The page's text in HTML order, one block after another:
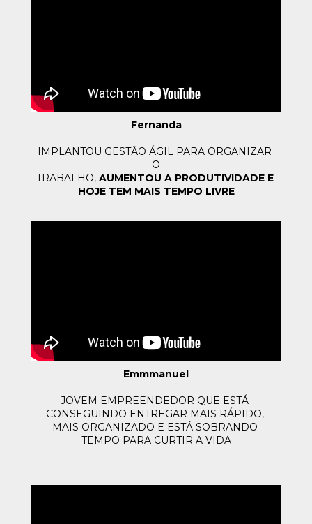
Fernanda
IMPLANTOU GESTÃO ÁGIL PARA ORGANIZAR
O
TRABALHO,
HOJE TEM MAIS TEMPO LIVRE
Emmmanuel
JOVEM EMPREENDEDOR QUE ESTÁ
CONSEGUINDO ENTREGAR MAIS RÁPIDO,
MAIS ORGANIZADO E ESTÁ SOBRANDO
TEMPO PARA CURTIR A VIDA